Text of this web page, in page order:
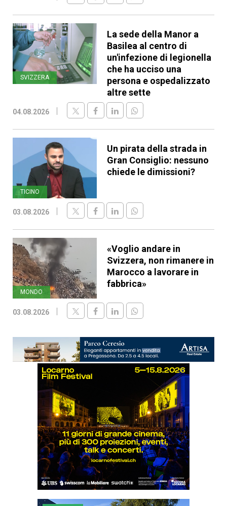
SVIZZERA
La sede della Manor a
Basilea al centro di
un'infezione di legionella
che ha ucciso una
persona e ospedalizzato
altre sette
04.08.2026
TICINO
Un pirata della strada in
Gran Consiglio: nessuno
chiede le dimissioni?
03.08.2026
MONDO
«Voglio andare in
Svizzera, non rimanere in
Marocco a lavorare in
fabbrica»
03.08.2026